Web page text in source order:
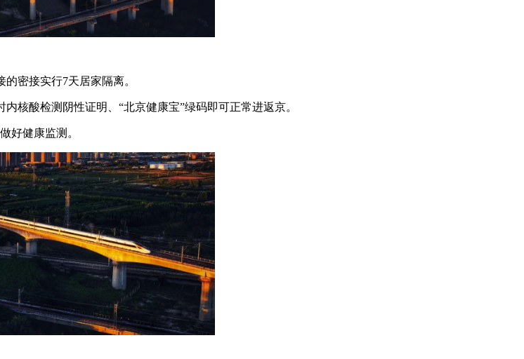
密接实行7天居家隔离。
核酸检测阴性证明、“北京健康宝”绿码即可正常进返京。
好健康监测。